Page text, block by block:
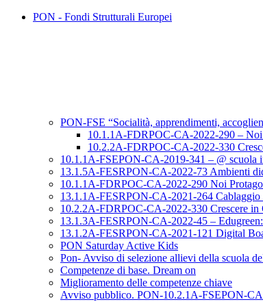
PON - Fondi Strutturali Europei
PON-FSE “Socialità, apprendimenti,
10.1.1A-FDRPOC-CA-2022-290 –
10.2.2A-FDRPOC-CA-2022-330
10.1.1A-FSEPON-CA-2019-341 – @ scuola
13.1.5A-FESRPON-CA-2022-73 Ambienti
10.1.1A-FDRPOC-CA-2022-290 Noi
13.1.1A-FESRPON-CA-2021-264 Cablaggio
10.2.2A-FDRPOC-CA-2022-330 Crescere in
13.1.3A-FESRPON-CA-2022-45 –
13.1.2A-FESRPON-CA-2021-121 Digital
PON Saturday Active Kids
Pon- Avviso di selezione allievi della scuola
Competenze di base. Dream on
Miglioramento delle competenze chiave
Avviso pubblico. PON-10.2.1A-FSEPON-